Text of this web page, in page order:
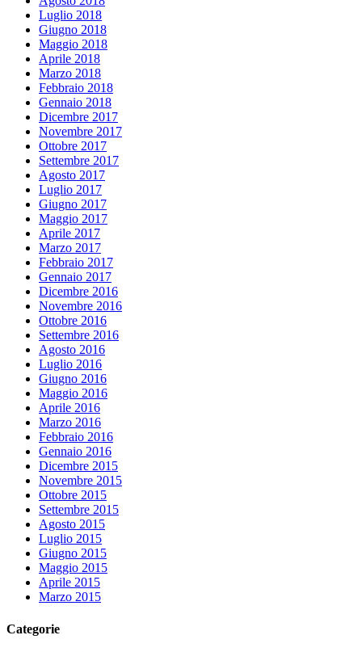
Luglio 2018
Giugno 2018
Maggio 2018
Aprile 2018
Marzo 2018
Febbraio 2018
Gennaio 2018
Dicembre 2017
Novembre 2017
Ottobre 2017
Settembre 2017
Agosto 2017
Luglio 2017
Giugno 2017
Maggio 2017
Aprile 2017
Marzo 2017
Febbraio 2017
Gennaio 2017
Dicembre 2016
Novembre 2016
Ottobre 2016
Settembre 2016
Agosto 2016
Luglio 2016
Giugno 2016
Maggio 2016
Aprile 2016
Marzo 2016
Febbraio 2016
Gennaio 2016
Dicembre 2015
Novembre 2015
Ottobre 2015
Settembre 2015
Agosto 2015
Luglio 2015
Giugno 2015
Maggio 2015
Aprile 2015
Marzo 2015
Categorie